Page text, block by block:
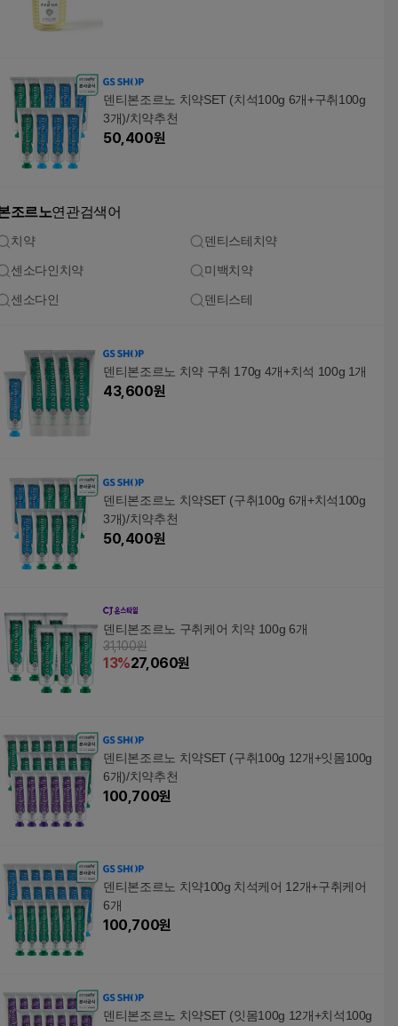
덴티본조르노 치약SET (치석100g 6개+구취100g
3개)/치약추천
50,400원
조르노연관검색어
치약 덴티스테치약
센소다인치약 미백치약
센소다인 덴티스테
덴티본조르노 치약 구취 170g 4개+치석 100g 1개
43,600원
덴티본조르노 치약SET (구취100g 6개+치석100g
3개)/치약추천
50,400원
덴티본조르노 구취케어 치약 100g 6개
31,100원
13%27,060원
덴티본조르노 치약SET (구취100g 12개+잇몸100g
6개)/치약추천
100,700원
덴티본조르노 치약100g 치석케어 12개+구취케어
6개
100,700원
덴티본조르노 치약SET (잇몸100g 12개+치석100g